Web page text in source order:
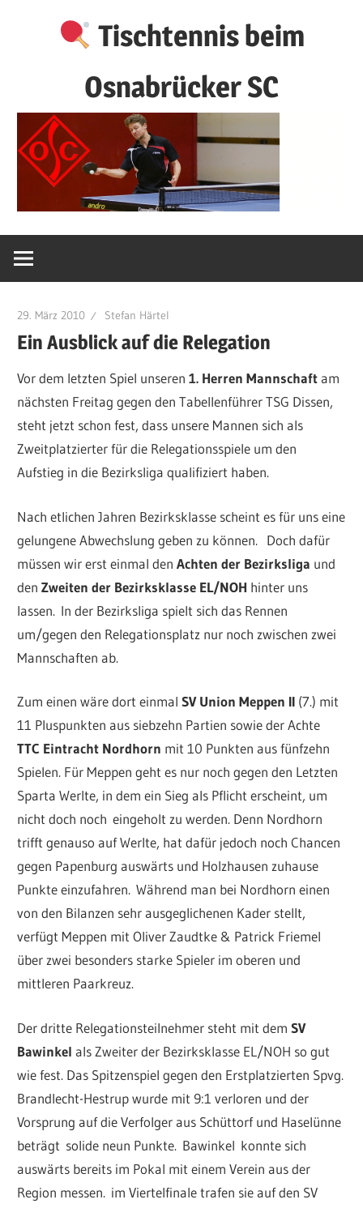
Tischtennis beim
Osnabrücker SC
29. März 2010 Stefan Härtel
Ein Ausblick auf die Relegation
Vor dem letzten Spiel unseren1. Herren Mannschaftam
nächsten Freitag gegen den Tabellenführer TSG Dissen,
steht jetzt schon fest, dass unsere Mannen sich als
Zweitplatzierter für die Relegationsspiele um den
Aufstieg in die Bezirksliga qualifiziert haben.
Nach etlichen Jahren Bezirksklasse scheint es für uns eine
gelungene Abwechslung geben zu können. Doch dafür
müssen wir erst einmal denAchten der Bezirksliga und
denZweiten der Bezirksklasse EL/NOH hinter uns
lassen. In der Bezirksliga spielt sich das Rennen
um/gegen den Relegationsplatz nur noch zwischen zwei
Mannschaften ab.
Zum einen wäre dort einmalSV Union Meppen II (7.) mit
11 Pluspunkten aus siebzehn Partien sowie der Achte
TTC Eintracht Nordhorn mit 10 Punkten aus fünfzehn
Spielen. Für Meppen geht es nur noch gegen den Letzten
Sparta Werlte, in dem ein Sieg als Pflicht erscheint, um
nicht doch noch eingeholt zu werden. Denn Nordhorn
trifft genauso auf Werlte, hat dafür jedoch noch Chancen
gegen Papenburg auswärts und Holzhausen zuhause
Punkte einzufahren. Während man bei Nordhorn einen
von den Bilanzen sehr ausgeglichenen Kader stellt,
verfügt Meppen mit Oliver Zaudtke & Patrick Friemel
über zwei besonders starke Spieler im oberen und
mittleren Paarkreuz.
Der dritte Relegationsteilnehmer steht mit demSV
Bawinkel als Zweiter der Bezirksklasse EL/NOH so gut
wie fest. Das Spitzenspiel gegen den Erstplatzierten Spvg.
Brandlecht-Hestrup wurde mit 9:1 verloren und der
Vorsprung auf die Verfolger aus Schüttorf und Haselünne
beträgt solide neun Punkte. Bawinkel konnte sich
auswärts bereits im Pokal mit einem Verein aus der
Region messen. im Viertelfinale trafen sie auf den SV